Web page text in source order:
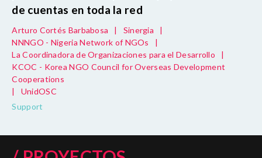
de cuentas en toda la red
Arturo Cortés Barbabosa | Sinergia
|
NNNGO - Nigeria Network of NGOs
|
La Coordinadora de Organizaciones para el Desarrollo
|
KCOC - Korea NGO Council for Overseas Development
Cooperations
|
UnidOSC
Support